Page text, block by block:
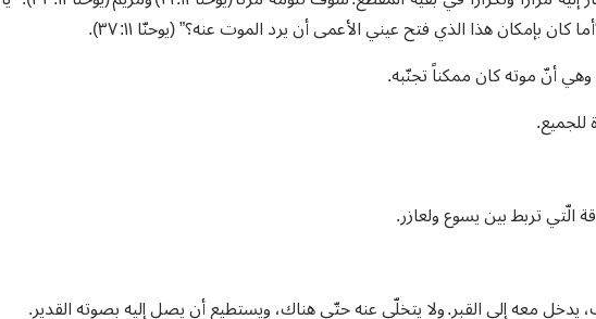
بإمكان هذا الذي فتح عيني الأعمى أن يرد الموت عنه؟” (يوحنّا ١١: ٣٧).
أنّ موته كان ممكناً تجنّبه.
الّتي تربط بين يسوع ولعازر.
معه إلى القبر. ولا يتخلّى عنه حتّى هناك، ويستطيع أن يصل إليه بصوته القدير.